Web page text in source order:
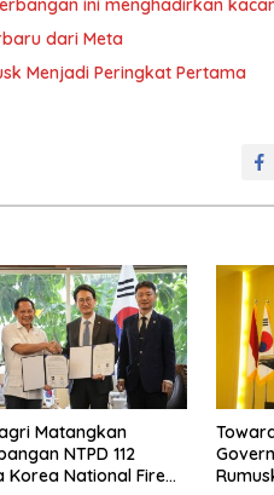
ini menghadirkan
dari Meta
Menjadi Peringkat Pertama
Matangkan
NTPD 112
Korea National Fire